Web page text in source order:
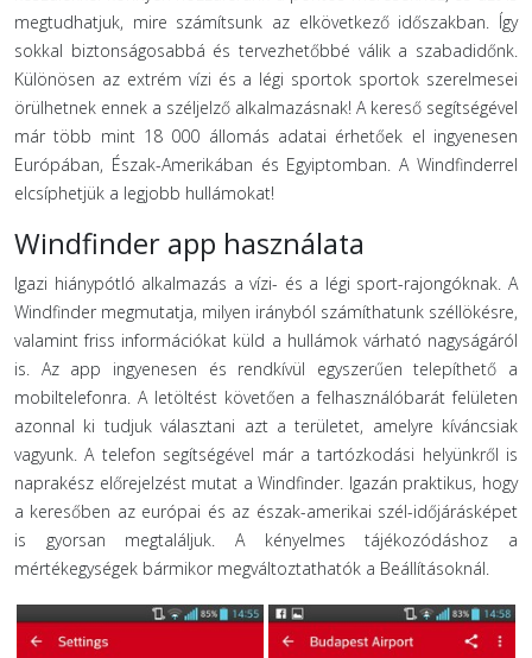
megtudhatjuk, mire számítsunk az elkövetkező időszakban. Így
sokkal biztonságosabbá és tervezhetőbbé válik a szabadidőnk.
Különösen az extrém vízi és a légi sportok sportok szerelmesei
örülhetnek ennek a széljelző alkalmazásnak! A kereső segítségével
már több mint 18 000 állomás adatai érhetőek el ingyenesen
Európában, Észak-Amerikában és Egyiptomban. A Windfinderrel
elcsíphetjük a legjobb hullámokat!
Windfinder app használata
Igazi hiánypótló alkalmazás a vízi- és a légi sport-rajongóknak. A
Windfinder megmutatja, milyen irányból számíthatunk széllökésre,
valamint friss információkat küld a hullámok várható nagyságáról
is. Az app ingyenesen és rendkívül egyszerűen telepíthető a
mobiltelefonra. A letöltést követően a felhasználóbarát felületen
azonnal ki tudjuk választani azt a területet, amelyre kíváncsiak
vagyunk. A telefon segítségével már a tartózkodási helyünkről is
naprakész előrejelzést mutat a Windfinder. Igazán praktikus, hogy
a keresőben az európai és az észak-amerikai szél-időjárásképet
is gyorsan megtaláljuk. A kényelmes tájékozódáshoz a
mértékegységek bármikor megváltoztathatók a Beállításoknál.